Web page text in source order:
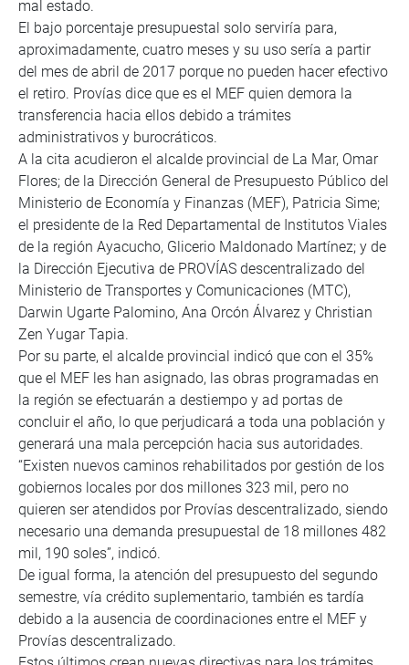
mal estado.
El bajo porcentaje presupuestal solo serviría para,
aproximadamente, cuatro meses y su uso sería a partir
del mes de abril de 2017 porque no pueden hacer efectivo
el retiro. Provías dice que es el MEF quien demora la
transferencia hacia ellos debido a trámites
administrativos y burocráticos.
A la cita acudieron el alcalde provincial de La Mar, Omar
Flores; de la Dirección General de Presupuesto Público del
Ministerio de Economía y Finanzas (MEF), Patricia Sime;
el presidente de la Red Departamental de Institutos Viales
de la región Ayacucho, Glicerio Maldonado Martínez; y de
la Dirección Ejecutiva de PROVÍAS descentralizado del
Ministerio de Transportes y Comunicaciones (MTC),
Darwin Ugarte Palomino, Ana Orcón Álvarez y Christian
Zen Yugar Tapia.
Por su parte, el alcalde provincial indicó que con el 35%
que el MEF les han asignado, las obras programadas en
la región se efectuarán a destiempo y ad portas de
concluir el año, lo que perjudicará a toda una población y
generará una mala percepción hacia sus autoridades.
“Existen nuevos caminos rehabilitados por gestión de los
gobiernos locales por dos millones 323 mil, pero no
quieren ser atendidos por Provías descentralizado, siendo
necesario una demanda presupuestal de 18 millones 482
mil, 190 soles”, indicó.
De igual forma, la atención del presupuesto del segundo
semestre, vía crédito suplementario, también es tardía
debido a la ausencia de coordinaciones entre el MEF y
Provías descentralizado.